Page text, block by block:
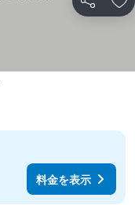
シェア お
料金を表示